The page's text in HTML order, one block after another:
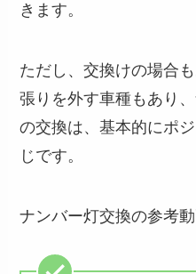
きます。
ただし、交換けの場合
張りを外す車種もあり
の交換は、基本的にポ
じです。
ナンバー灯交換の参考